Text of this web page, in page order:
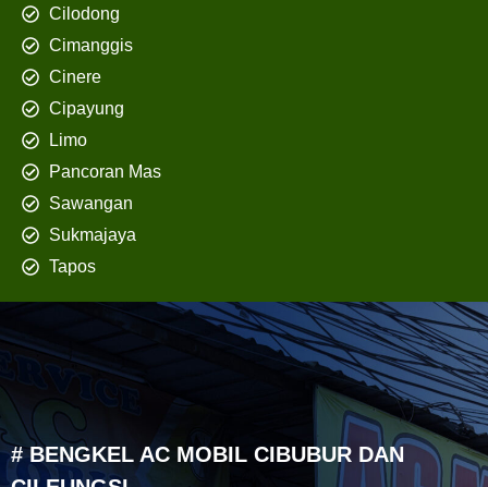
Cilodong
Cimanggis
Cinere
Cipayung
Limo
Pancoran Mas
Sawangan
Sukmajaya
Tapos
# BENGKEL AC MOBIL CIBUBUR DAN